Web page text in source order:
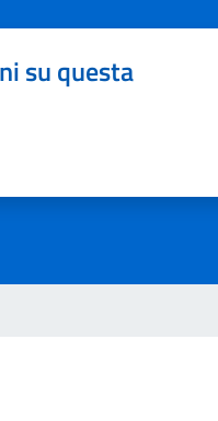
su questa